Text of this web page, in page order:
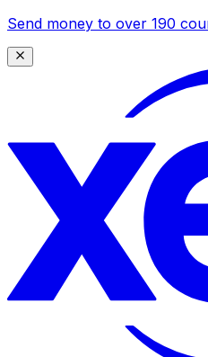
Send money to over 190